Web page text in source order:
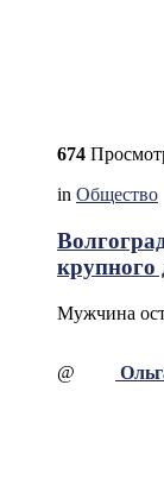
674
in Общество
крупного
Мужчина
@